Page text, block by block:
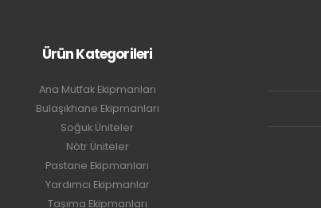
Ürün Kategorileri
Ana Mutfak Ekipmanları
Bulaşıkhane Ekipmanları
Soğuk Üniteler
Nötr Üniteler
Pastane Ekipmanları
Yardımcı Ekipmanlar
Taşıma Ekipmanları